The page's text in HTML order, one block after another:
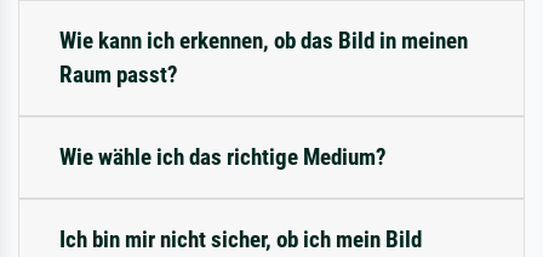
Wie kann ich erkennen, ob das Bild in meinen
Raum passt?
Wie wähle ich das richtige Medium?
Ich bin mir nicht sicher, ob ich mein Bild